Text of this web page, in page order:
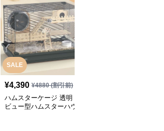
SALE
¥4,390 ¥4880(割引前)
ハムスターケージ 透明
ビュー型ハムスターハウ